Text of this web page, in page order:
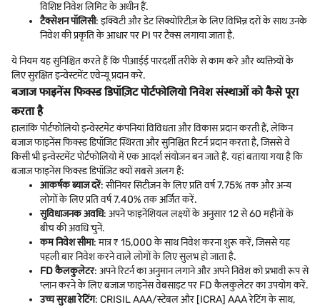
विशिष्ट निवेश लिमिट के अधीन हैं.
टैक्सेशन पॉलिसी: इक्विटी और डेट सिक्योरिटीज़ के लिए विभिन्न दरों के साथ उनके
निवेश की प्रकृति के आधार पर PI पर टैक्स लगाया जाता है.
ये नियम यह सुनिश्चित करते हैं कि पीआईई पारदर्शी तरीके से काम करे और व्यक्तियों के
लिए सुरक्षित इन्वेस्टमेंट एवेन्यू प्रदान करे.
बजाज फाइनेंस फिक्स्ड डिपॉज़िट पोर्टफोलियो निवेश संस्थाओं को कैसे पूरा
करता है
हालांकि पोर्टफोलियो इन्वेस्टमेंट कंपनियां विविधता और विकास प्रदान करती हैं, लेकिन
बजाज फाइनेंस फिक्स्ड डिपॉजिट स्थिरता और सुनिश्चित रिटर्न प्रदान करता है, जिससे वे
किसी भी इन्वेस्टमेंट पोर्टफोलियो में एक आदर्श संयोजन बन जाते हैं. यहां बताया गया है कि
बजाज फाइनेंस फिक्स्ड डिपॉजिट क्यों सबसे अलग हैं:
आकर्षक ब्याज दरें: सीनियर सिटीज़न के लिए प्रति वर्ष 7.75% तक और अन्य
लोगों के लिए प्रति वर्ष 7.40% तक अर्जित करें.
सुविधाजनक अवधि: अपने फाइनेंशियल लक्ष्यों के अनुसार 12 से 60 महीनों के
बीच की अवधि चुनें.
कम निवेश सीमा: मात्र ₹ 15,000 के साथ निवेश करना शुरू करें, जिससे यह
पहली बार निवेश करने वाले लोगों के लिए सुलभ हो जाता है.
FD कैलकुलेटर: अपने रिटर्न का अनुमान लगाने और अपने निवेश को प्रभावी रूप से
प्लान करने के लिए बजाज फाइनेंस वेबसाइट पर FD कैलकुलेटर का उपयोग करें.
उच्च सुरक्षा रेटिंग: CRISIL AAA/स्टेबल और [ICRA] AAA रेटिंग के साथ,